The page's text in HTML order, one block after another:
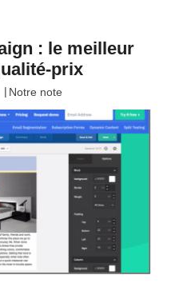
: le meilleur
prix
Notre note